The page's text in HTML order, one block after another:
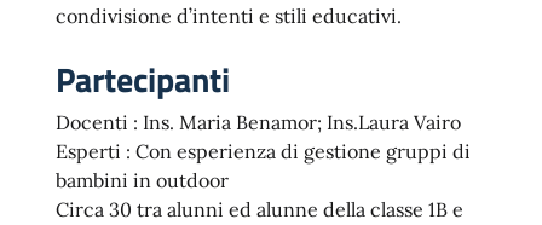
condivisione d’intenti e stili educativi.
Partecipanti
Docenti : Ins. Maria Benamor; Ins.Laura Vairo
Esperti : Con esperienza di gestione gruppi di
bambini in outdoor
Circa 30 tra alunni ed alunne della classe 1B e